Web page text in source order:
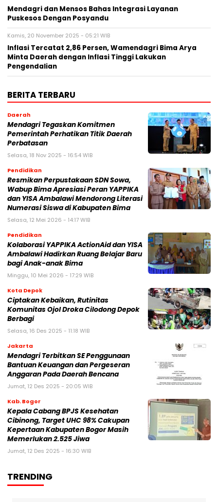
Mendagri dan Mensos Bahas Integrasi Layanan
Puskesos Dengan Posyandu
Kamis, 20 November 2025 - 05:21 WIB
Inflasi Tercatat 2,86 Persen, Wamendagri Bima Arya
Minta Daerah dengan Inflasi Tinggi Lakukan
Pengendalian
BERITA TERBARU
Daerah
Mendagri Tegaskan Komitmen
Pemerintah Perhatikan Titik Daerah
Perbatasan
Selasa, 18 Nov 2025 - 16:54 WIB
Pendidikan
Resmikan Perpustakaan SDN Sowa,
Wabup Bima Apresiasi Peran YAPPIKA
dan YISA Ambalawi Mendorong Literasi
Numerasi Siswa di Kabupaten Bima
Selasa, 12 Mei 2026 - 14:17 WIB
Pendidikan
Kolaborasi YAPPIKA ActionAid dan YISA
Ambalawi Hadirkan Ruang Belajar Baru
bagi Anak-anak Bima
Minggu, 10 Mei 2026 - 17:29 WIB
Kota Depok
Ciptakan Kebaikan, Rutinitas
Komunitas Ojol Droka Cilodong Depok
Berbagi
Selasa, 16 Des 2025 - 11:18 WIB
Jakarta
Mendagri Terbitkan SE Penggunaan
Bantuan Keuangan dan Pergeseran
Anggaran Pada Daerah Bencana
Jumat, 12 Des 2025 - 20:05 WIB
Kab. Bogor
Kepala Cabang BPJS Kesehatan
Cibinong, Target UHC 98% Cakupan
Kepertaan Kabupaten Bogor Masih
Memerlukan 2.525 Jiwa
Jumat, 12 Des 2025 - 16:30 WIB
TRENDING